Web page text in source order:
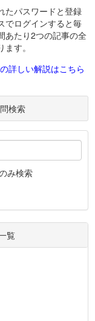
たパスワードと登録
でログインすると毎
あたり2つの記事の全
す。
詳しい解説はこちら
検索
み検索
覧